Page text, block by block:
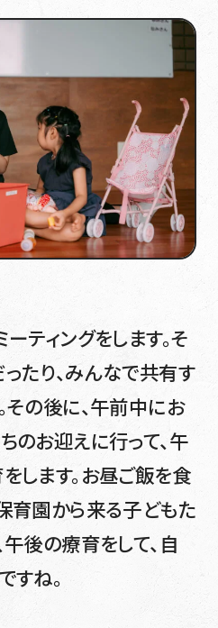
ティングをします。そ
たり、みんなで共有す
その後に、午前中にお
のお迎えに行って、午
します。お昼ご飯を食
育園から来る子どもた
後の療育をして、自
すね。